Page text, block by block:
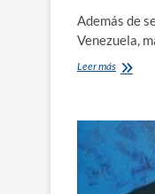
Además de
Venezuela,
Leer másPedro
joropo